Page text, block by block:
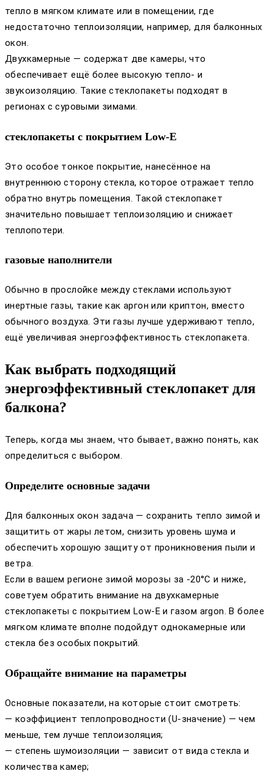
тепло в мягком климате или в помещении, где
недостаточно теплоизоляции, например, для балконных
окон.
Двухкамерные — содержат две камеры, что
обеспечивает ещё более высокую тепло- и
звукоизоляцию. Такие стеклопакеты подходят в
регионах с суровыми зимами.
стеклопакеты с покрытием Low-E
Это особое тонкое покрытие, нанесённое на
внутреннюю сторону стекла, которое отражает тепло
обратно внутрь помещения. Такой стеклопакет
значительно повышает теплоизоляцию и снижает
теплопотери.
газовые наполнители
Обычно в прослойке между стеклами используют
инертные газы, такие как аргон или криптон, вместо
обычного воздуха. Эти газы лучше удерживают тепло,
ещё увеличивая энергоэффективность стеклопакета.
Как выбрать подходящий
энергоэффективный стеклопакет для
балкона?
Теперь, когда мы знаем, что бывает, важно понять, как
определиться с выбором.
Определите основные задачи
Для балконных окон задача — сохранить тепло зимой и
защитить от жары летом, снизить уровень шума и
обеспечить хорошую защиту от проникновения пыли и
ветра.
Если в вашем регионе зимой морозы за -20°C и ниже,
советуем обратить внимание на двухкамерные
стеклопакеты с покрытием Low-E и газом argon. В более
мягком климате вполне подойдут однокамерные или
стекла без особых покрытий.
Обращайте внимание на параметры
Основные показатели, на которые стоит смотреть:
— коэффициент теплопроводности (U-значение) — чем
меньше, тем лучше теплоизоляция;
— степень шумоизоляции — зависит от вида стекла и
количества камер;